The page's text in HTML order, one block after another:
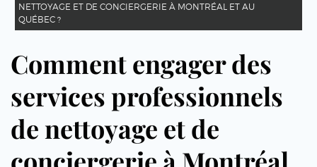
NETTOYAGE ET DE CONCIERGERIE À MONTRÉAL ET AU
QUÉBEC ?
Comment engager des
services professionnels
de nettoyage et de